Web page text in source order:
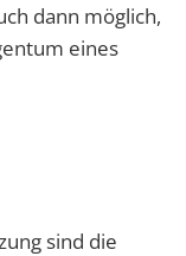
dann möglich,
eines
sind die